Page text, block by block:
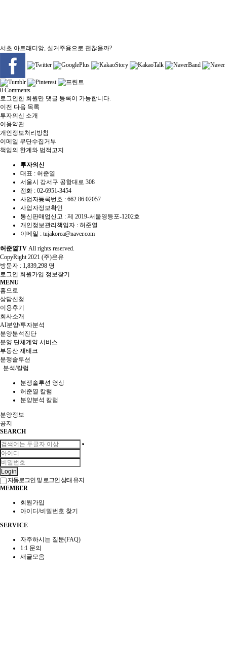
서초 아트래디앙, 실거주용으로 괜찮을까?
0 Comments
로그인한 회원만 댓글 등록이 가능합니다.
이전 다음 목록
투자의신 소개
이용약관
개인정보처리방침
이메일 무단수집거부
책임의 한계와 법적고지
투자의신
대표 : 허준열
서울시 강서구 공항대로 308
전화 : 02-6951-3454
사업자등록번호 : 662 86 02057
사업자정보확인
통신판매업신고 : 제 2019-서울영등포-1202호
개인정보관리책임자 : 허준열
이메일 : tujakorea@naver.com
허준열TV All rights reserved.
CopyRight 2021 (주)은유
방문자 : 1,839,298 명
로그인 회원가입 정보찾기
MENU
홈으로
상담신청
이용후기
회사소개
AI분양/투자분석
분양분석진단
분양 단체계약 서비스
부동산 재태크
분쟁솔루션
분석/칼럼
분쟁솔루션 영상
허준열 칼럼
분양분석 칼럼
분양정보
공지
SEARCH
Login
자동로그인 및 로그인 상태 유지
MEMBER
회원가입
아이디/비밀번호 찾기
SERVICE
자주하시는 질문(FAQ)
1:1 문의
새글모음